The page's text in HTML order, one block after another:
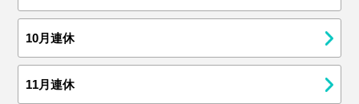
10月連休
11月連休